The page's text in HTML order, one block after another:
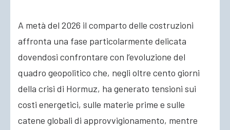
A metà del 2026 il comparto delle costruzioni
affronta una fase particolarmente delicata
dovendosi confrontare con l’evoluzione del
quadro geopolitico che, negli oltre cento giorni
della crisi di Hormuz, ha generato tensioni sui
costi energetici, sulle materie prime e sulle
catene globali di approvvigionamento, mentre